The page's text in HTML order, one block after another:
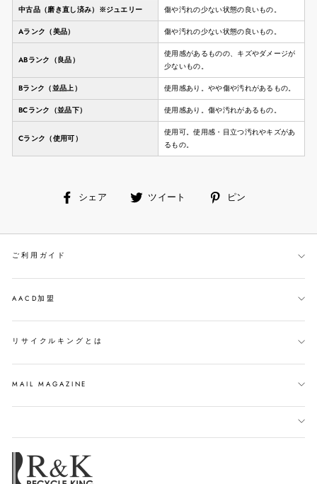
中古品（磨き直し済み）※ジュエリー 傷や汚れの少ない状態の良いもの。
Aランク（美品） 傷や汚れの少ない状態の良いもの。
ABランク（良品）
使用感があるものの、キズやダメージが
少ないもの。
Bランク（並品上） 使用感あり。やや傷や汚れがあるもの。
BCランク（並品下） 使用感あり。傷や汚れがあるもの。
Cランク（使用可）
使用可。使用感・目立つ汚れやキズがあ
るもの。
シェア
facebookツイート ピン
ご利用ガイド
AACD加盟
リサイクルキングとは
MAIL MAGAZINE